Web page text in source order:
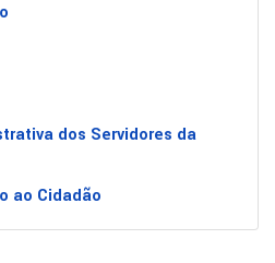
dos Servidores da
ao Cidadão